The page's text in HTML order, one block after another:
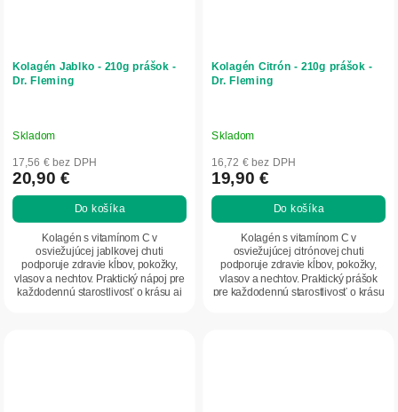
Kolagén Jablko - 210g prášok -
Dr. Fleming
Skladom
17,56 € bez DPH
20,90 €
Do košíka
Kolagén s vitamínom C v
osviežujúcej jablkovej chuti
podporuje zdravie kĺbov, pokožky,
vlasov a nechtov. Praktický nápoj pre
každodennú starostlivosť o krásu aj
Kolagén Citrón - 210g prášok -
Dr. Fleming
Skladom
16,72 € bez DPH
19,90 €
Do košíka
Kolagén s vitamínom C v
osviežujúcej citrónovej chuti
podporuje zdravie kĺbov, pokožky,
vlasov a nechtov. Praktický prášok
pre každodennú starostlivosť o krásu